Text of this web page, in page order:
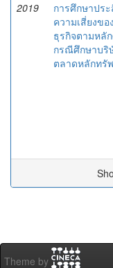
2019
การศึกษาปร
ความเสี่ยงข
ธุรกิจตามหลั
กรณีศึกษาบริ
ตลาดหลักทรั
Theme by